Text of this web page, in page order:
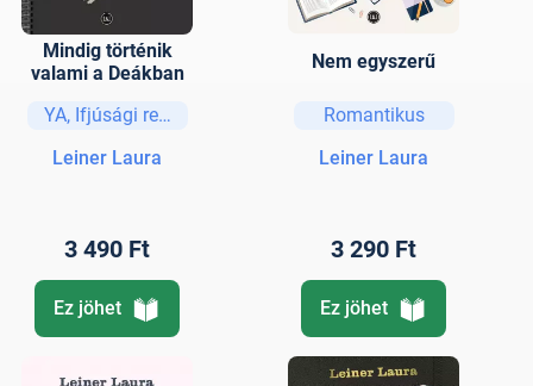
Mindig történik
valami a Deákban
YA, Ifjúsági regények és elbeszélések
Leiner Laura
3 490 Ft
Ez jöhet
Nem egyszerű
Romantikus
Leiner Laura
3 290 Ft
Ez jöhet